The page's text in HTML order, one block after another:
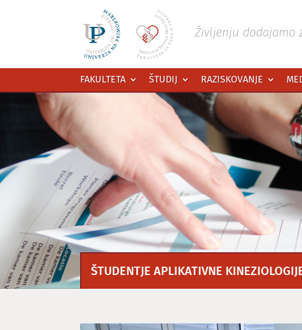
FAKULTETA ŠTUDIJ RAZISKOVANJE
Življenju dodajamo
ŠTUDENTJE APLIKATIVNE